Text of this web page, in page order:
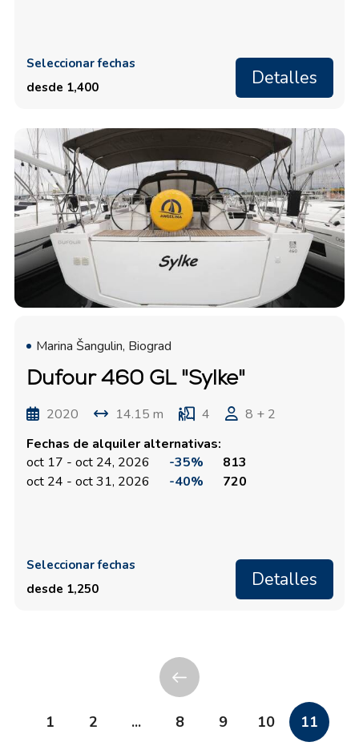
Seleccionar fechas
desde 1,400
Detalles
Marina Šangulin, Biograd
Dufour 460 GL "Sylke"
2020 14.15 m 4
8 + 2
Fechas de alquiler alternativas:
oct 17 - oct 24, 2026
-35%
813
oct 24 - oct 31, 2026
-40% 720
Seleccionar fechas
desde 1,250
Detalles
1 2 ... 8 9 10 11